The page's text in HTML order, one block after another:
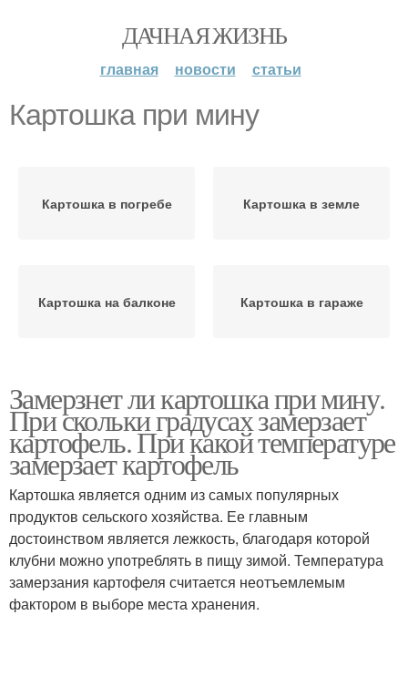
ДАЧНАЯ ЖИЗНЬ
главная новости статьи
Картошка при мину
Картошка в погребе Картошка в земле
Картошка на балконе Картошка в гараже
Замерзнет ли картошка при мину.
При скольки градусах замерзает
картофель. При какой температуре
замерзает картофель
Картошка является одним из самых популярных
продуктов сельского хозяйства. Ее главным
достоинством является лежкость, благодаря которой
клубни можно употреблять в пищу зимой. Температура
замерзания картофеля считается неотъемлемым
фактором в выборе места хранения.